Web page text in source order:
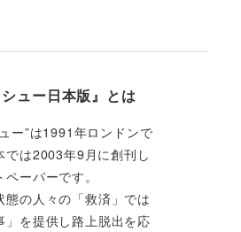
シュー日本版』とは
ー”は1991年ロンドンで
では2003年9月に創刊し
ーパーです。
態の人々の「救済」では
」を提供し路上脱出を応